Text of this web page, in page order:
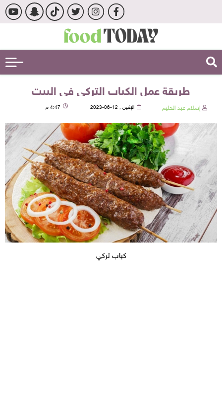
طريقة عمل الكباب التركي في البيت
إسلام عبد الحليم الإثنين , 12-06-2023 4:47 م
كباب تركي